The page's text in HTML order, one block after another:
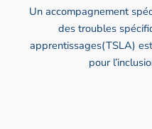
Un accompagnement
des troubles
apprentissages(TSLA)
pour